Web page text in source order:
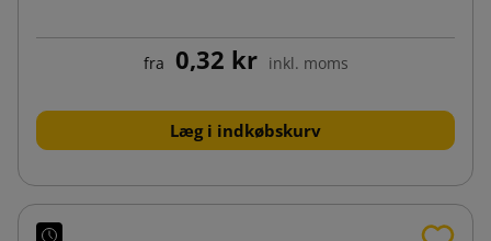
fra 0,32 kr inkl. moms
Læg i indkøbskurv